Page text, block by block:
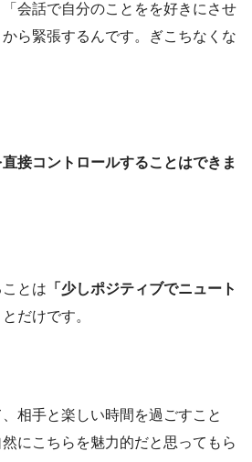
会話で自分のことをを好きにさせ
ら緊張するんです。ぎこちなくな
接コントロールすることはできま
とは 「少しポジティブでニュート
だけです。
相手と楽しい時間を過ごすこと
にこちらを魅力的だと思ってもら